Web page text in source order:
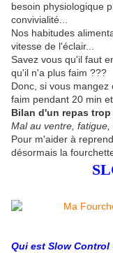
besoin physiologique
convivialité...
Nos habitudes
vitesse de l'éclair...
Savez vous qu'il faut
qu'il n'a plus faim ???
Donc, si vous
faim pendant 20 min
Bilan d'un repas trop
Mal au ventre, fatigue,
Pour m'aider à
désormais la
Qui est Slow Control